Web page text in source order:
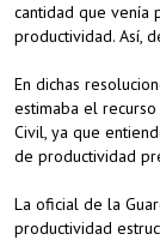
cantidad que venía
productividad. Así,
En dichas
estimaba el
Civil, ya que
de productividad
La oficial de la
productividad